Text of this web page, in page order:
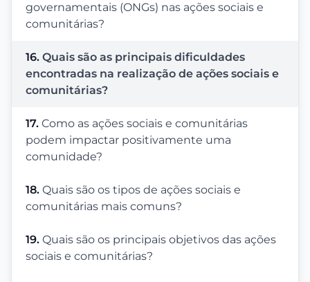
governamentais (ONGs) nas ações sociais e
comunitárias?
16. Quais são as principais dificuldades
encontradas na realização de ações sociais e
comunitárias?
17. Como as ações sociais e comunitárias
podem impactar positivamente uma
comunidade?
18. Quais são os tipos de ações sociais e
comunitárias mais comuns?
19. Quais são os principais objetivos das ações
sociais e comunitárias?